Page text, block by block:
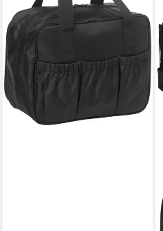
31,59 € UVP 39,99 €
-21%
lieferbar - in 6-8 Werktagen bei dir